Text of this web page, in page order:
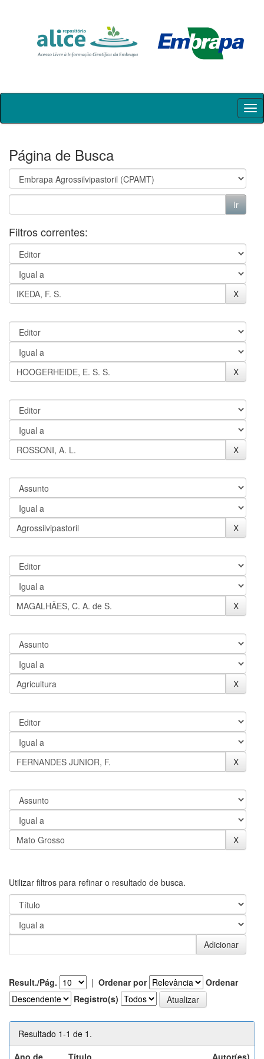
Skip
Página de Busca
Filtros correntes:
Utilizar filtros para refinar o resultado de busca.
Result./Pág. | Ordenar por
Ordenar
Registro(s)
Resultado 1-1 de 1.
Ano de
Título Autor(es)